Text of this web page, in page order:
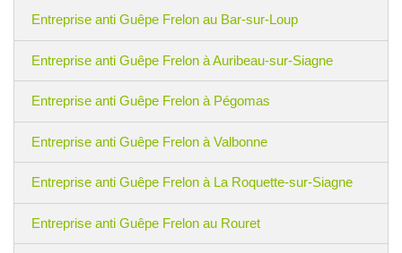
Entreprise anti Guêpe Frelon au Bar-sur-Loup
Entreprise anti Guêpe Frelon à Auribeau-sur-Siagne
Entreprise anti Guêpe Frelon à Pégomas
Entreprise anti Guêpe Frelon à Valbonne
Entreprise anti Guêpe Frelon à La Roquette-sur-Siagne
Entreprise anti Guêpe Frelon au Rouret